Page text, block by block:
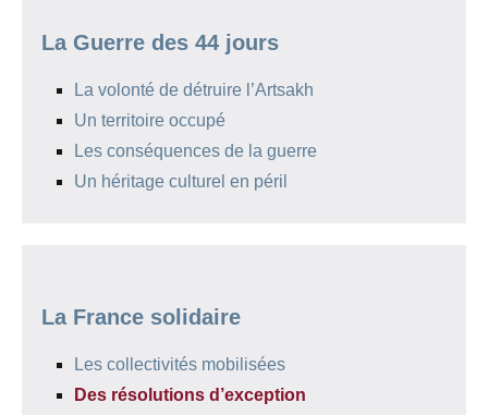
La Guerre des 44 jours
La volonté de détruire l’Artsakh
Un territoire occupé
Les conséquences de la guerre
Un héritage culturel en péril
La France solidaire
Les collectivités mobilisées
Des résolutions d’exception